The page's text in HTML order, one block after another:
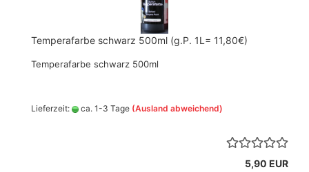
Temperafarbe schwarz 500ml (g.P. 1L= 11,80€)
Temperafarbe schwarz 500ml
Lieferzeit: ca. 1-3 Tage (Ausland abweichend)
5,90 EUR